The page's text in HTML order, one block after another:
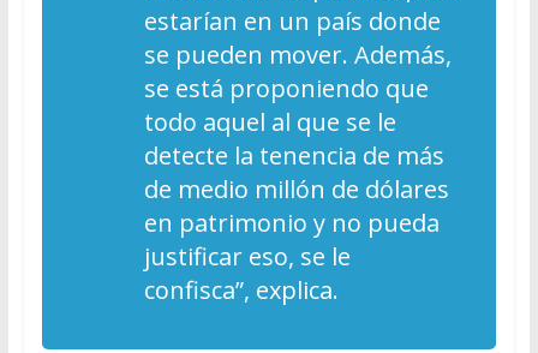
estarían en un país donde
se pueden mover. Además,
se está proponiendo que
todo aquel al que se le
detecte la tenencia de más
de medio millón de dólares
en patrimonio y no pueda
justificar eso, se le
confisca”, explica.